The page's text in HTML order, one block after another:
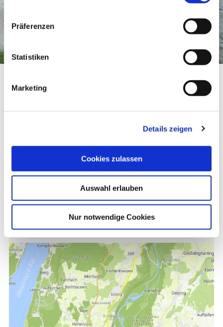
Präferenzen
Statistiken
Marketing
Details zeigen
Cookies zulassen
Auswahl erlauben
Nur notwendige Cookies
Taxistand
Kontakt
Taxistand
Bahnhofstr. 35